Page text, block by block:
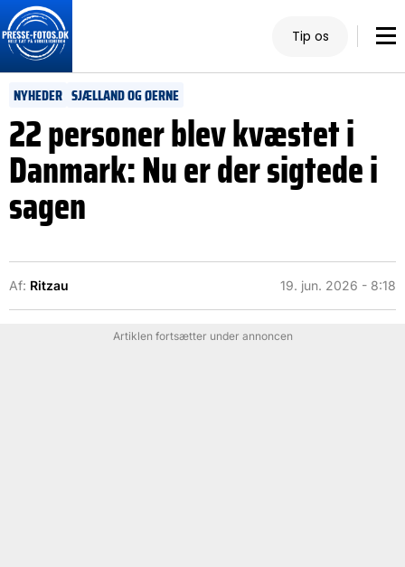
Tip os
NYHEDER SJÆLLAND OG ØERNE
22 personer blev kvæstet i
Danmark: Nu er der sigtede i
sagen
Af: Ritzau 19. jun. 2026 - 8:18
Artiklen fortsætter under annoncen